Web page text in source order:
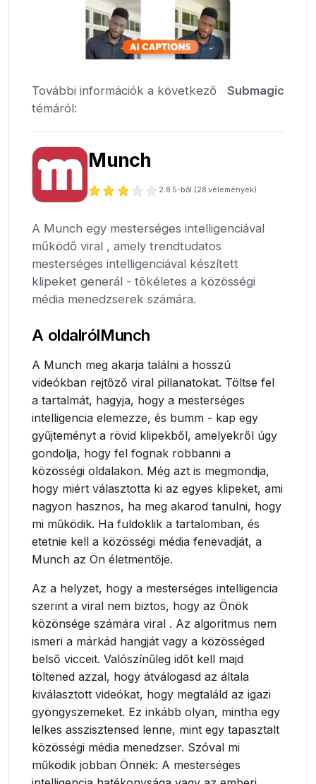
További információk a következő
témáról:
Submagic
Munch
2.8 5-ből (28 vélemények)
A Munch egy mesterséges intelligenciával
működő viral , amely trendtudatos
mesterséges intelligenciával készített
klipeket generál - tökéletes a közösségi
média menedzserek számára.
A oldalrólMunch
A Munch meg akarja találni a hosszú
videókban rejtőző viral pillanatokat. Töltse fel
a tartalmát, hagyja, hogy a mesterséges
intelligencia elemezze, és bumm - kap egy
gyűjteményt a rövid klipekből, amelyekről úgy
gondolja, hogy fel fognak robbanni a
közösségi oldalakon. Még azt is megmondja,
hogy miért választotta ki az egyes klipeket, ami
nagyon hasznos, ha meg akarod tanulni, hogy
mi működik. Ha fuldoklik a tartalomban, és
etetnie kell a közösségi média fenevadját, a
Munch az Ön életmentője.
Az a helyzet, hogy a mesterséges intelligencia
szerint a viral nem biztos, hogy az Önök
közönsége számára viral . Az algoritmus nem
ismeri a márkád hangját vagy a közösséged
belső vicceit. Valószínűleg időt kell majd
töltened azzal, hogy átválogasd az általa
kiválasztott videókat, hogy megtaláld az igazi
gyöngyszemeket. Ez inkább olyan, mintha egy
lelkes asszisztensed lenne, mint egy tapasztalt
közösségi média menedzser. Szóval mi
működik jobban Önnek: A mesterséges